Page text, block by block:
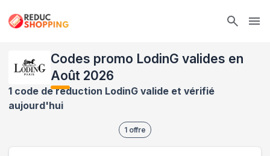
Codes promo LodinG valides en
Août 2026
1 code de réduction LodinG valide et vérifié
aujourd'hui
1 offre